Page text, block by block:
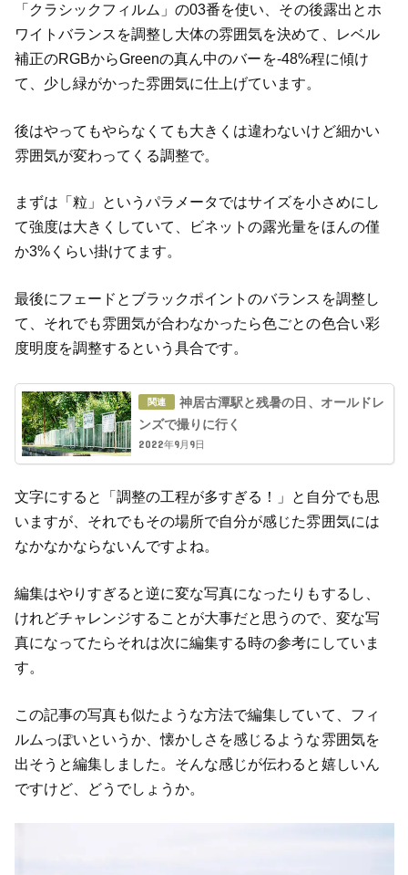
「クラシックフィルム」の03番を使い、その後露出とホ
ワイトバランスを調整し大体の雰囲気を決めて、レベル
補正のRGBからGreenの真ん中のバーを-48%程に傾け
て、少し緑がかった雰囲気に仕上げています。
後はやってもやらなくても大きくは違わないけど細かい
雰囲気が変わってくる調整で。
まずは「粒」というパラメータではサイズを小さめにし
て強度は大きくしていて、ビネットの露光量をほんの僅
か3%くらい掛けてます。
最後にフェードとブラックポイントのバランスを調整し
て、それでも雰囲気が合わなかったら色ごとの色合い彩
度明度を調整するという具合です。
神居古潭駅と残暑の日、オールドレ
ンズで撮りに行く
2022年9月9日
文字にすると「調整の工程が多すぎる！」と自分でも思
いますが、それでもその場所で自分が感じた雰囲気には
なかなかならないんですよね。
編集はやりすぎると逆に変な写真になったりもするし、
けれどチャレンジすることが大事だと思うので、変な写
真になってたらそれは次に編集する時の参考にしていま
す。
この記事の写真も似たような方法で編集していて、フィ
ルムっぽいというか、懐かしさを感じるような雰囲気を
出そうと編集しました。そんな感じが伝わると嬉しいん
ですけど、どうでしょうか。